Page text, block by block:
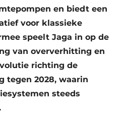
en biedt een
voor klassieke
speelt Jaga in op de
van oververhitting en
richting de
tegen 2028, waarin
steeds